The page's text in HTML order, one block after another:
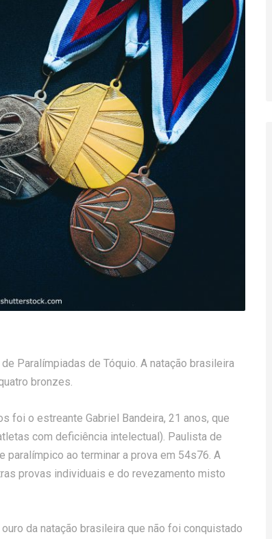
Paralímpiadas de Tóquio. A natação brasileira
bronzes.
foi o estreante Gabriel Bandeira, 21 anos, que
com deficiência intelectual). Paulista de
paralímpico ao terminar a prova em 54s76. A
provas individuais e do revezamento misto
da natação brasileira que não foi conquistado